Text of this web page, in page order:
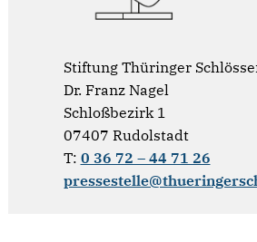
Stiftung Thüringer
Dr. Franz Nagel
Schloßbezirk 1
07407 Rudolstadt
T: 0 36 72 – 44 71 26